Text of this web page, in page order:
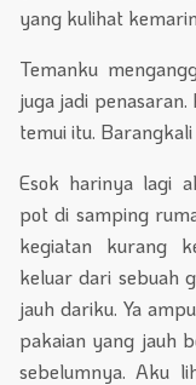
yang kulihat
Temanku
juga jadi
temui itu.
Esok harinya lagi
pot di samping
kegiatan kurang
keluar dari sebuah
jauh dariku. Ya
pakaian yang jauh
sebelumnya. Aku